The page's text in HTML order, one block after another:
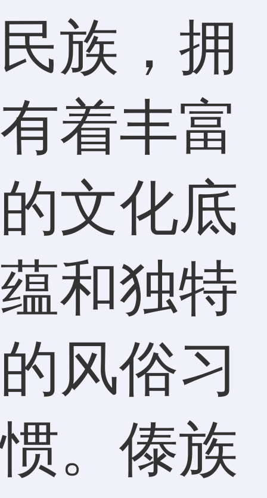
民族，拥
有着丰富
的文化底
蕴和独特
的风俗习
惯。傣族